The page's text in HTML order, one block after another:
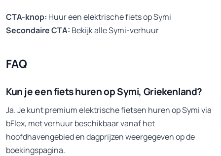
CTA-knop: Huur een elektrische fiets op Symi
Secondaire CTA: Bekijk alle Symi-verhuur
FAQ
Kun je een fiets huren op Symi, Griekenland?
Ja. Je kunt premium elektrische fietsen huren op Symi via
bFlex, met verhuur beschikbaar vanaf het
hoofdhavengebied en dagprijzen weergegeven op de
boekingspagina.